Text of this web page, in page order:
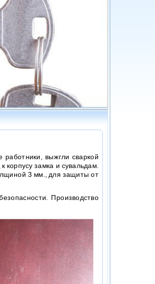
выжгли сваркой
замка и сувальдам.
3 мм., для защиты от
Производство